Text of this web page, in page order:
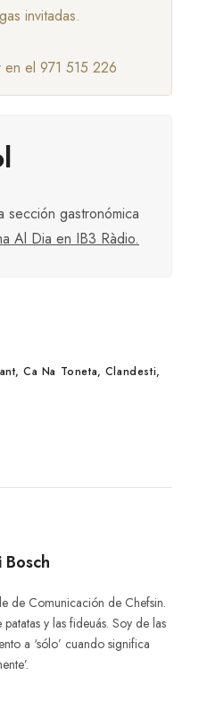
invitadas.
en el 971 515 226
gastronómica
Al Dia en IB3 Ràdio.
Ca Na Toneta Clandesti
de Comunicación de Chefsin.
y las fideuás. Soy de las
a ‘sólo’ cuando significa